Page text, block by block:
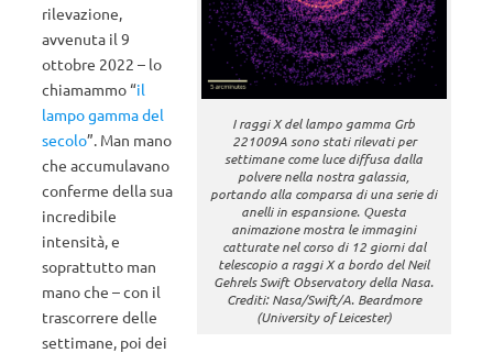
I raggi X del lampo gamma Grb
221009A sono stati rilevati per
settimane come luce diffusa dalla
polvere nella nostra galassia,
portando alla comparsa di una serie di
anelli in espansione. Questa
animazione mostra le immagini
catturate nel corso di 12 giorni dal
telescopio a raggi X a bordo del Neil
Gehrels Swift Observatory della Nasa.
Crediti: Nasa/Swift/A. Beardmore
(University of Leicester)
rilevazione,
avvenuta il 9
ottobre 2022 – lo
chiamammo “il
lampo gamma del
secolo”. Man mano
che accumulavano
conferme della sua
incredibile
intensità, e
soprattutto man
mano che – con il
trascorrere delle
settimane, poi dei